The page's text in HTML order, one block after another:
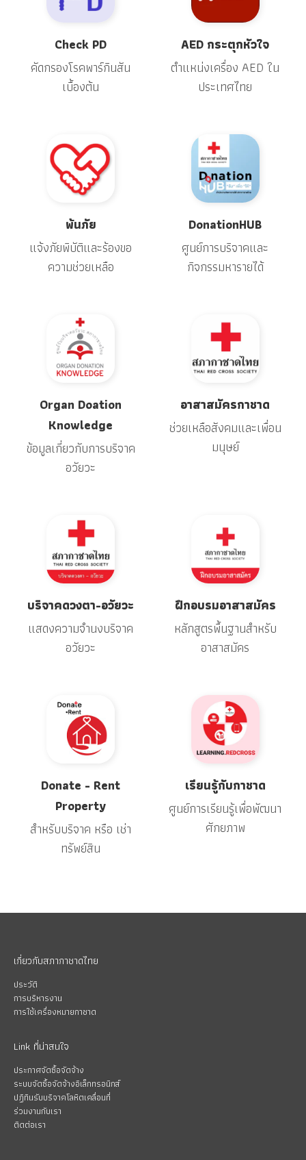
Check PD
คัดกรองโรคพาร์กินสัน
เบื้องต้น
AED กระตุกหัวใจ
ตำแหน่งเครื่อง AED ใน
ประเทศไทย
พ้นภัย
แจ้งภัยพิบัติและร้องขอ
ความช่วยเหลือ
DonationHUB
ศูนย์การบริจาคและ
กิจกรรมหารายได้
Organ Doation
Knowledge
ข้อมูลเกี่ยวกับการบริจาค
อวัยวะ
อาสาสมัครกาชาด
ช่วยเหลือสังคมและเพื่อน
มนุษย์
บริจาคดวงตา-อวัยวะ
แสดงความจำนงบริจาค
อวัยวะ
ฝึกอบรมอาสาสมัคร
หลักสูตรพื้นฐานสำหรับ
อาสาสมัคร
Donate - Rent
Property
สำหรับบริจาค หรือ เช่า
ทรัพย์สิน
เรียนรู้กับกาชาด
ศูนย์การเรียนรู้เพื่อพัฒนา
ศักยภาพ
เกี่ยวกับสภากาชาดไทย
ประวัติ
การบริหารงาน
การใช้เครื่องหมายกาชาด
Link ที่น่าสนใจ
ประกาศจัดซื้อจัดจ้าง
ระบบจัดซื้อจัดจ้างอิเล็กทรอนิกส์
ปฏิทินรับบริจาคโลหิตเคลื่อนที่
ร่วมงานกับเรา
ติดต่อเรา